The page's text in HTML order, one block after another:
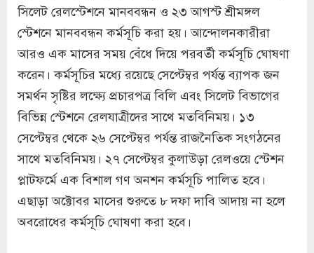
সিলেট রেলস্টেশনে মানববন্ধন ও ২৩ আগস্ট শ্রীমঙ্গল
স্টেশনে মানববন্ধন কর্মসূচি করা হয়। আন্দোলনকারীরা
আরও এক মাসের সময় বেঁধে দিয়ে পরবর্তী কর্মসূচি ঘোষণা
করেন। কর্মসূচির মধ্যে রয়েছে সেপ্টেম্বর পর্যন্ত ব্যাপক জন
সমর্থন সৃষ্টির লক্ষ্যে প্রচারপত্র বিলি এবং সিলেট বিভাগের
বিভিন্ন স্টেশনে রেলযাত্রীদের সাথে মতবিনিময়। ১৩
সেপ্টেম্বর থেকে ২৬ সেপ্টেম্বর পর্যন্ত রাজনৈতিক সংগঠনের
সাথে মতবিনিময়। ২৭ সেপ্টেম্বর কুলাউড়া রেলওয়ে স্টেশন
প্লাটফর্মে এক বিশাল গণ অনশন কর্মসূচি পালিত হবে।
এছাড়া অক্টোবর মাসের শুরুতে ৮ দফা দাবি আদায় না হলে
অবরোধের কর্মসূচি ঘোষণা করা হবে।